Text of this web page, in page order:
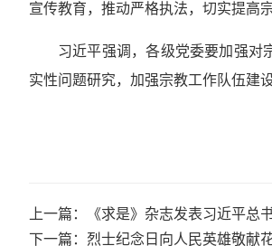
宣传教育，推动严格执法，切实提高
习近平强调，各级党委要加强对
实性问题研究，加强宗教工作队伍建
上一篇：《求是》杂志发表习近平总
下一篇：烈士纪念日向人民英雄敬献